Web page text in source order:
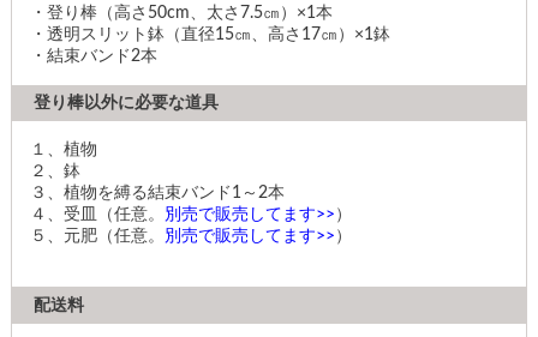
・登り棒（高さ50cm、太さ7.5㎝）×1本
・透明スリット鉢（直径15㎝、高さ17㎝）×1鉢
・結束バンド2本
登り棒以外に必要な道具
１、植物
２、鉢
３、植物を縛る結束バンド1～2本
４、受皿（任意。 別売で販売してます>> ）
５、元肥（任意。 別売で販売してます>> ）
配送料